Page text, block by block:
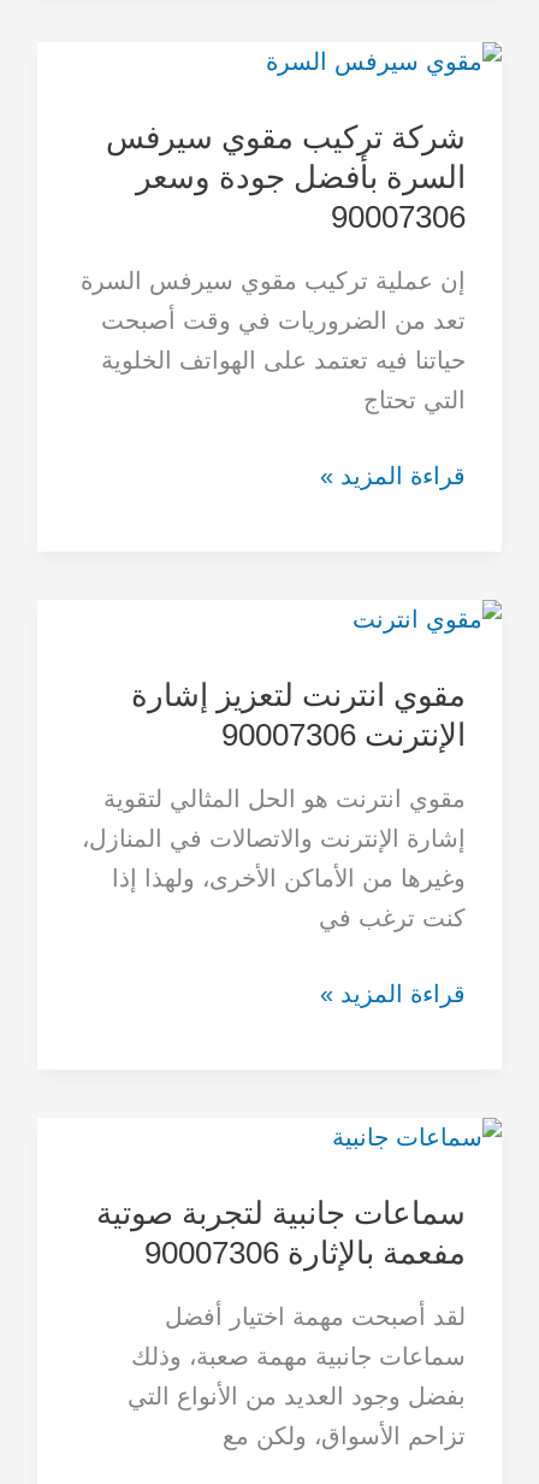
شركة تركيب مقوي سيرفس
السرة بأفضل جودة وسعر
90007306
إن عملية تركيب مقوي سيرفس السرة
تعد من الضروريات في وقت أصبحت
حياتنا فيه تعتمد على الهواتف الخلوية
التي تحتاج
شركة
مقوي
سيرفس
السرة
جودة
وسعر
90007306
قراءة المزيد »
مقوي انترنت لتعزيز إشارة
الإنترنت 90007306
مقوي انترنت هو الحل المثالي لتقوية
إشارة الإنترنت والاتصالات في المنازل،
وغيرها من الأماكن الأخرى، ولهذا إذا
كنت ترغب في
مقوي
لتعزيز
إشارة
قراءة المزيد »
سماعات جانبية لتجربة صوتية
مفعمة بالإثارة 90007306
لقد أصبحت مهمة اختيار أفضل
سماعات جانبية مهمة صعبة، وذلك
بفضل وجود العديد من الأنواع التي
تزاحم الأسواق، ولكن مع
سماعات
لتجربة
صوتية
مفعمة
بالإثارة
90007306